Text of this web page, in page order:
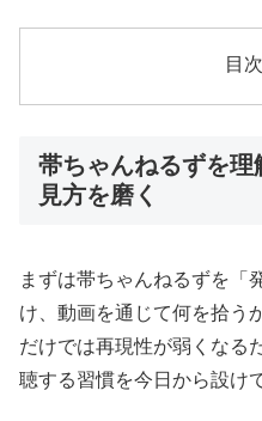
目次
帯ちゃんねるずを
見方を磨く
まずは帯ちゃんねるずを「
け、動画を通じて何を拾う
だけでは再現性が弱くなる
聴する習慣を今日から設け